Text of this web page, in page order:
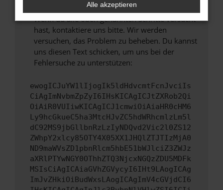
Wende dich an den Webseitenbetreiber.
Wenn du alle oben genannten Schritte versucht
hast, kontaktiere uns bitte. Wir werden
versuchen, das Problem zu beheben. Du kannst
uns diesen Text schicken, um uns bei der
Fehlersuche zu unterstützen:
ewogICJuYW1lIjogIk5ldHdvcmtFcnJvciIs
CiAgImNvbmZpZyI6IHsKICAgICJtZXRob2Qi
OiAiR0VUIiwKICAgICJ1cmwiOiAiaHR0cHM6
Ly9hcGkueC5ha3MtcHJvZC5hdWRhcmlzLm5l
dC92MS9jbGllbnRzLzIyNDQvd2Vic2l0ZS12
ZWhpY2xlcy85OTY4X05XX1JHQlZTJTIzMjA0
ND9maWVsZD1pbnRlcm5hbE51bWJlciZ3ZWJz
aXRlPTYwNGY0OThhZTQ3NjcxNGQzZDU5MDFk
MSIsCiAgICAiaGVhZGVycyI6IHt9LAogICAg
ImJvZHkiOiBudWxsLAogICAgImV4cGVjdCI6
Alle akzeptieren